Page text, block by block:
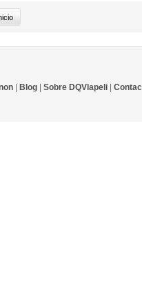
Blog Sobre DQVlapeli